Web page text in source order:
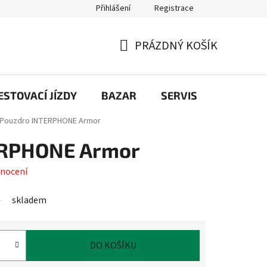
Přihlášení Registrace
KOŠÍK
PRÁZDNÝ KOŠÍK
JÍZDY BAZAR SERVIS
Pouzdro INTERPHONE Armor
Armor
skladem
DO KOŠÍKU